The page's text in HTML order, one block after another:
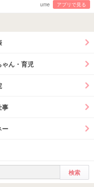
ume アプリで見る
ゃん・育児
事
ー